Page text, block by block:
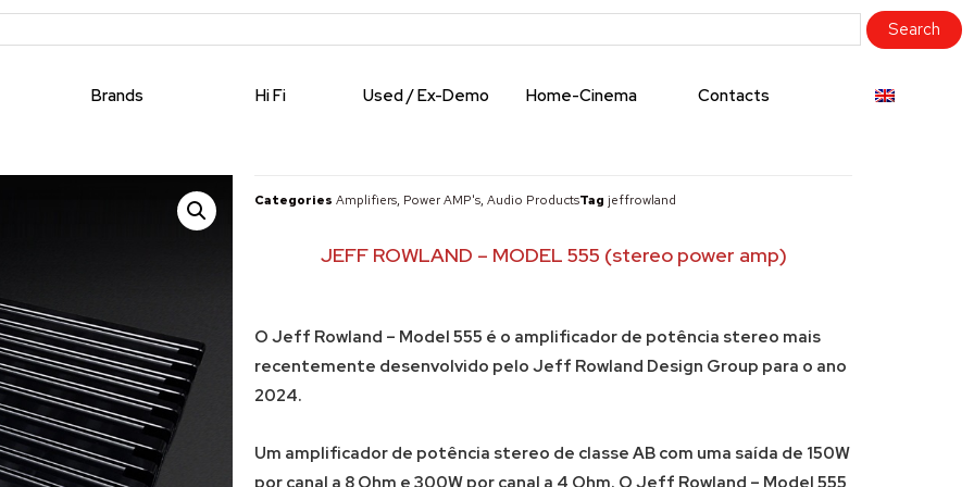
Brands Hi Fi Used / Ex-Demo Home-Cinema Contacts
Categories Amplifiers, Power AMP's, Audio ProductsTag jeffrowland
JEFF ROWLAND – MODEL 555 (stereo power amp)
O Jeff Rowland – Model 555 é o amplificador de potência stereo mais
recentemente desenvolvido pelo Jeff Rowland Design Group para o ano
2024.
Um amplificador de potência stereo de classe AB com uma saída de 150W